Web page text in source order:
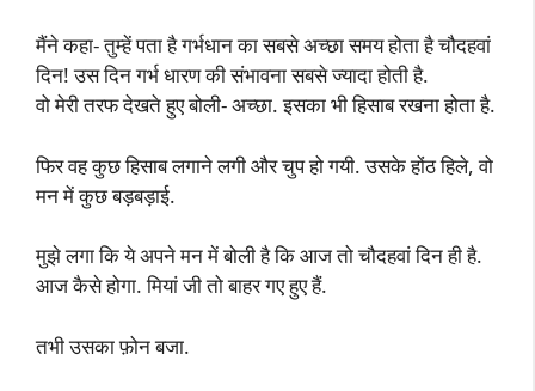
मैंने कहा- तुम्हें पता है गर्भधान का सबसे अच्छा समय होता है चौदहवां
दिन! उस दिन गर्भ धारण की संभावना सबसे ज्यादा होती है.
वो मेरी तरफ देखते हुए बोली- अच्छा. इसका भी हिसाब रखना होता है.
फिर वह कुछ हिसाब लगाने लगी और चुप हो गयी. उसके होंठ हिले, वो
मन में कुछ बड़बड़ाई.
मुझे लगा कि ये अपने मन में बोली है कि आज तो चौदहवां दिन ही है.
आज कैसे होगा. मियां जी तो बाहर गए हुए हैं.
तभी उसका फ़ोन बजा.